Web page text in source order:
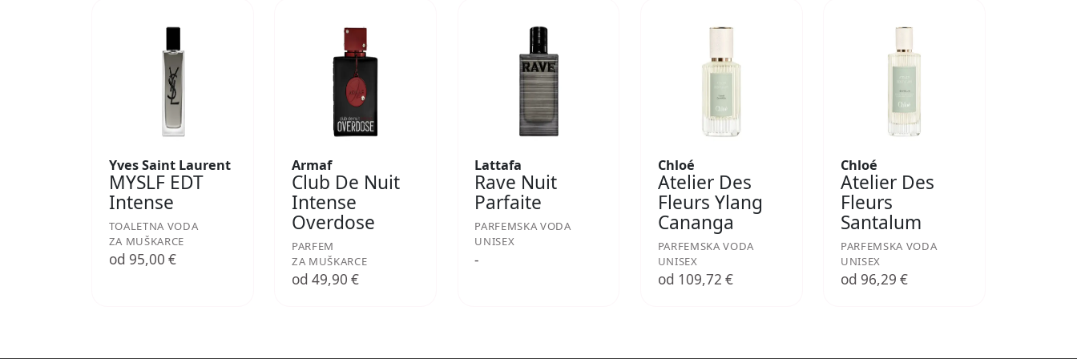
Yves Saint Laurent
MYSLF EDT
Intense
TOALETNA VODA
ZA MUŠKARCE
od 95,00 €
Armaf
Club De Nuit
Intense
Overdose
PARFEM
ZA MUŠKARCE
od 49,90 €
Lattafa
Rave Nuit
Parfaite
PARFEMSKA VODA
UNISEX
-
Chloé
Atelier Des
Fleurs Ylang
Cananga
PARFEMSKA VODA
UNISEX
od 109,72 €
Chloé
Atelier Des
Fleurs
Santalum
PARFEMSKA VODA
UNISEX
od 96,29 €